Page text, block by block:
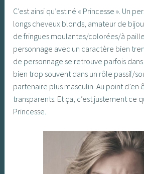
C’est ainsi qu’est né « Princesse ». Un
longs cheveux blonds, amateur de
de fringues moulantes/colorées/à
personnage avec un caractère bien
de personnage se retrouve parfois
bien trop souvent dans un rôle passif/
partenaire plus masculin. Au point d’en
transparents. Et ça, c’est justement ce
Princesse.